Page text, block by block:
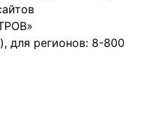
для регионов: 8-800